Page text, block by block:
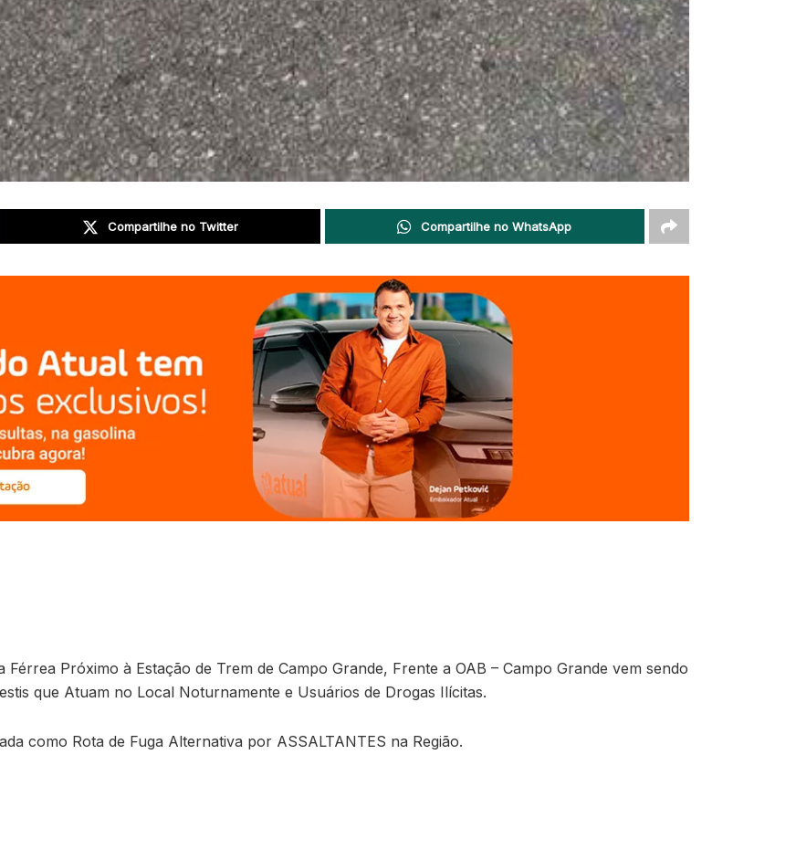
Compartilhe no Twitter Compartilhe no WhatsApp
Próximo à Estação de Trem de Campo Grande, Frente a OAB – Campo Grande vem sendo
que Atuam no Local Noturnamente e Usuários de Drogas Ilícitas.
como Rota de Fuga Alternativa por ASSALTANTES na Região.